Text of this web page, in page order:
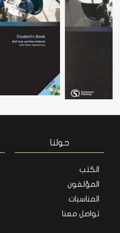
حولنا
الكتب
المؤلفون
المناسبات
تواصل معنا